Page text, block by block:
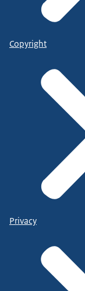
Copyright
Privacy